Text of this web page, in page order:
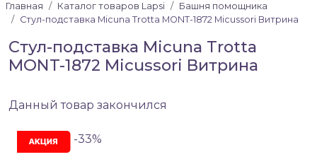
Главная Каталог товаров Lapsi
Башня помощника
Стул-подставка Micuna Trotta MONT-1872 Micussori Витрина
Стул-подставка Micuna Trotta
MONT-1872 Micussori Витрина
Данный товар закончился
-33%